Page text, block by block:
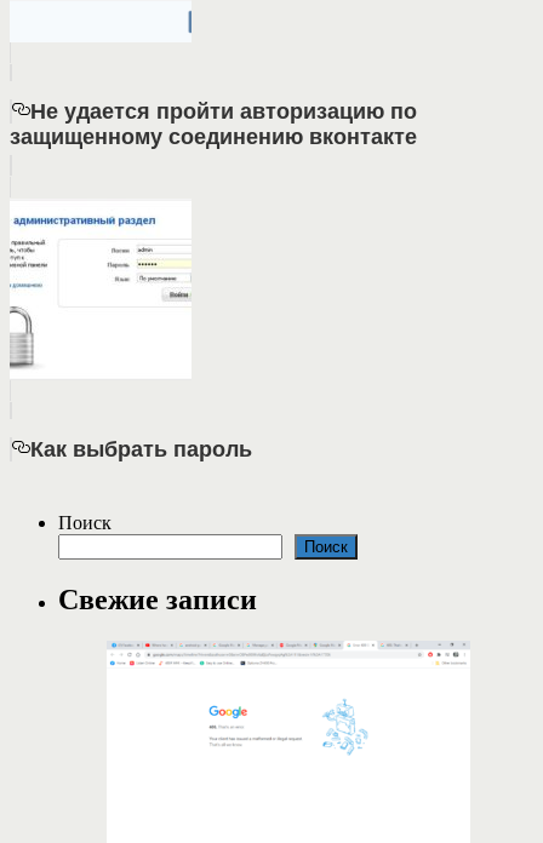
Не удается пройти авторизацию по
защищенному соединению вконтакте
Как выбрать пароль
Поиск
Поиск
Свежие записи